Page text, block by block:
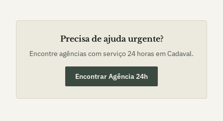
Precisa de ajuda urgente?
Encontre agências com serviço 24 horas em Cadaval.
Encontrar Agência 24h